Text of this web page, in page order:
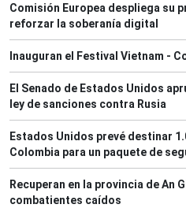
Comisión Europea despliega su
reforzar la soberanía digital
Inauguran el Festival Vietnam -
El Senado de Estados Unidos
ley de sanciones contra Rusia
Estados Unidos prevé destinar
Colombia para un paquete de
Recuperan en la provincia de An
combatientes caídos